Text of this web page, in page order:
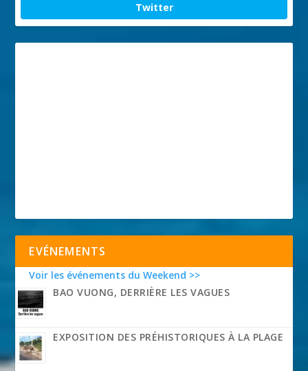
Twitter
EVÉNEMENTS
Voir les événements du Weekend >>
BAO VUONG, DERRIÈRE LES VAGUES
EXPOSITION DES PRÉHISTORIQUES À LA PLAGE